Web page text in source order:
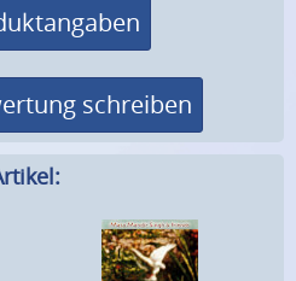
schreiben